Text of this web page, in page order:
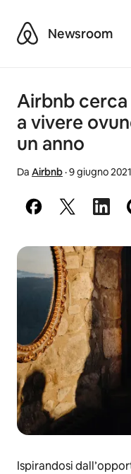
AirbnbNewsroom
Airbnb
a vivere
un anno
Da Airbnb·9 giugno 2021
Ispirandosi